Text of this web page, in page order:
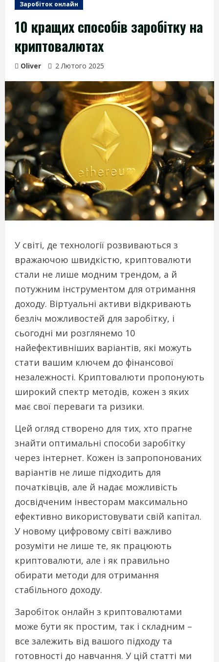
Заробіток онлайн
10 кращих способів заробітку на
криптовалютах
Oliver 2 Лютого 2025
У світі, де технології розвиваються з
вражаючою швидкістю, криптовалюти
стали не лише модним трендом, а й
потужним інструментом для отримання
доходу. Віртуальні активи відкривають
безліч можливостей для заробітку, і
сьогодні ми розглянемо 10
найефективніших варіантів, які можуть
стати вашим ключем до фінансової
незалежності. Криптовалюти пропонують
широкий спектр методів, кожен з яких
має свої переваги та ризики.
Цей огляд створено для тих, хто прагне
знайти оптимальні способи заробітку
через інтернет. Кожен із запропонованих
варіантів не лише підходить для
початківців, але й надає можливість
досвідченим інвесторам максимально
ефективно використовувати свій капітал.
У новому цифровому світі важливо
розуміти не лише те, як працюють
криптовалюти, але і як правильно
обирати методи для отримання
стабільного доходу.
Заробіток онлайн з криптовалютами
може бути як простим, так і складним –
все залежить від вашого підходу та
готовності до навчання. У цій статті ми